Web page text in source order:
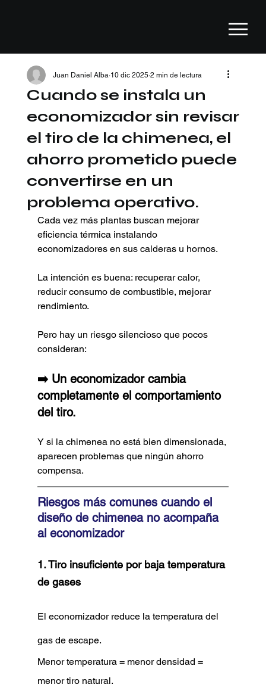
Cuando se instala un
economizador sin revisar
el tiro de la chimenea, el
ahorro prometido puede
convertirse en un
problema operativo.
Juan Daniel Alba 10 dic 2025 2 min de lectura
Cada vez más plantas buscan mejorar
eficiencia térmica instalando
economizadores en sus calderas u hornos.
La intención es buena: recuperar calor,
reducir consumo de combustible, mejorar
rendimiento.
Pero hay un riesgo silencioso que pocos
consideran:
➡️ Un economizador cambia
completamente el comportamiento
del tiro.
Y si la chimenea no está bien dimensionada,
aparecen problemas que ningún ahorro
compensa.
Riesgos más comunes cuando el
diseño de chimenea no acompaña
al economizador
1. Tiro insuficiente por baja temperatura
de gases
El economizador reduce la temperatura del
gas de escape.
Menor temperatura = menor densidad =
menor tiro natural.